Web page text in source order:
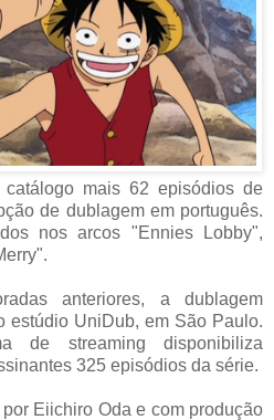
mais 62 episódios de
de dublagem em português.
nos arcos "Ennies Lobby",
anteriores, a dublagem
estúdio UniDub, em São Paulo.
de streaming disponibiliza
325 episódios da série.
Eiichiro Oda e com produção